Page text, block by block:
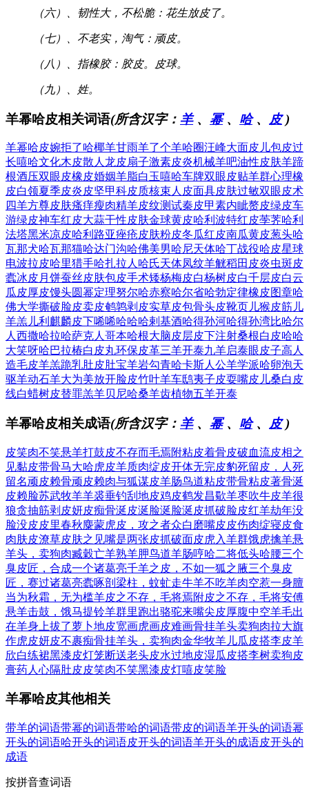
（六）、韧性大，不松脆：花生放皮了。
（七）、不老实，淘气：顽皮。
（八）、指橡胶：胶皮。皮球。
（九）、姓。
羊幂哈皮相关词语(所含汉字： 羊、 幂、 哈、 皮)
羊幂哈皮婉拒了哈椰羊甘雨羊了个羊哈圈汪峰大面皮儿包皮过
长嘻哈文化木皮散人 龙皮扇子激素皮炎机械羊吧油性皮肤羊蹄
根酒压双眼皮橡皮婚姻羊脂白玉嘻哈车牌双眼皮贴羊群心理橡
皮白领夏季皮炎皮坚甲科皮质核束 人皮面具皮肤过敏双眼皮术
四羊方尊皮肤瘙痒瘦肉精羊皮纹测试秦皮甲素内眦赘皮绿皮车
游绿皮神车红皮大蒜干性皮肤金球黄皮哈利波特红皮荸荠哈利
法塔黑米凉皮哈利路亚痤疮皮肤粉皮冬瓜红皮南瓜黄皮葱头哈
瓦那犬哈瓦那猫哈达门沟哈佛美男哈尼天体哈丁战役哈皮星球
电波拉皮哈里猎手哈扎拉人 哈氏天体凤纹羊觥稻田皮炎虫斑皮
蠹冰皮月饼蚕丝皮肤包皮手术矮杨梅皮白杨树皮白千层皮白云
瓜皮厚皮馒头圆幂定理努尔哈赤察哈尔省哈勃定律橡皮图章哈
佛大学撕破脸皮卖皮鹌鹑剥皮实草皮包骨头皮靴页儿猴皮筋儿
羊羔儿利 麒麟皮下唏唏哈哈哈剌基酒哈得孙河哈得孙湾比哈尔
人 西撒哈拉哈萨克人 哥本哈根大脑皮层皮下注射桑根白皮哈哈
大笑呀哈巴拉椿白皮丸环保皮革三羊开泰九羊启泰眼皮子高 人
造毛皮羊羔跪乳肚皮肚宝羊岩勾青哈卡斯人 公羊学派哈卵泡天
驱羊动石羊大为美放开脸皮竹叶羊车鸱夷子皮耍嘴皮儿桑白皮
线白蜡树皮替罪羔羊贝尼哈桑羊齿植物五羊开泰
羊幂哈皮相关成语(所含汉字： 羊、 幂、 哈、 皮)
皮笑肉不笑悬羊打鼓皮不存而毛焉附粘皮着骨皮破血流皮相之
见黏皮带骨马大哈虎皮羊质肉绽皮开体无完皮豹死留皮，人死
留名顽皮赖骨顽皮赖肉与狐谋皮羊肠鸟道粘皮带骨粘皮著骨涎
皮赖脸苏武牧羊羊裘垂钓刮地皮鸡皮鹤发昌歜羊枣吹牛皮羊很
狼贪抽筋剥皮妍皮痴骨涎皮涎脸涎脸涎皮抓破脸皮红羊劫年没
脸没皮皮里春秋麋蒙虎皮，攻之者众白磨嘴皮皮伤肉绽寝皮食
肉肤皮潦草皮肤之见嘴是两张皮抓破面皮虎入羊群饿虎擒羊悬
羊头，卖狗肉臧穀亡羊熟羊胛鸟道羊肠哼哈二将低头哈腰三个
臭皮匠，合成一个诸葛亮千羊之皮，不如一狐之腋三个臭皮
匠，赛过诸葛亮蠹啄剖梁柱，蚊虻走牛羊不吃羊肉空惹一身膻
当为秋霜，无为槛羊皮之不存，毛将焉附皮之不存，毛将安傅
悬羊击鼓，饿马提铃羊群里跑出骆驼来嘴尖皮厚腹中空羊毛出
在羊身上拔了萝卜地皮宽画虎画皮难画骨挂羊头卖狗肉拉大旗
作虎皮妍皮不裹痴骨挂羊头，卖狗肉金华牧羊儿瓜皮搭李皮羊
欣白练裙黑漆皮灯笼断送老头皮水过地皮湿瓜皮搭李树卖狗皮
膏药人心隔肚皮皮笑肉不笑黑漆皮灯嘻皮笑脸
羊幂哈皮其他相关
带羊的词语带幂的词语带哈的词语带皮的词语羊开头的词语幂
开头的词语哈开头的词语皮开头的词语羊开头的成语皮开头的
成语
按拼音查词语